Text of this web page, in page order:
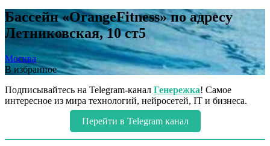
Бассейн «OrangeFitness» по адресу
Летниковская, 10 ст5
Москва
В избранное
Подписывайтесь на Telegram-канал Генережка! Самое
интересное из мира технологий, нейросетей, IT и бизнеса.
Перейти в Telegram канал